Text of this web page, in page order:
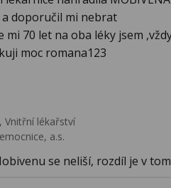
a doporučil mi nebrat
mi 70 let na oba léky jsem
moc romana123
Vnitřní lékařství
a.s.
se neliší, rozdíl je v